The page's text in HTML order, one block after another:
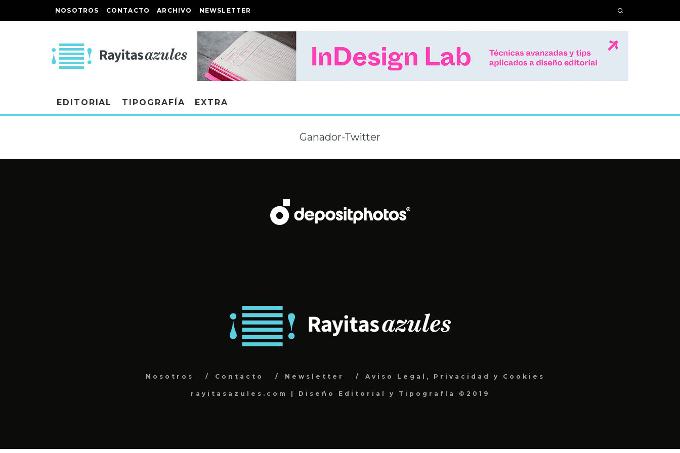
NOSOTROS CONTACTO ARCHIVO NEWSLETTER
EDITORIAL TIPOGRAFÍA EXTRA
Ganador-Twitter
Nosotros Contacto Newsletter Aviso Legal, Privacidad y Cookies
rayitasazules.com | Diseño Editorial y Tipografía ©2019